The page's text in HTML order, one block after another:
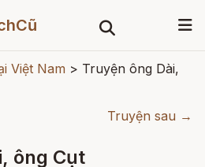
Việt Nam > Truyện ông Dài,
Truyện sau →
ông Cụt